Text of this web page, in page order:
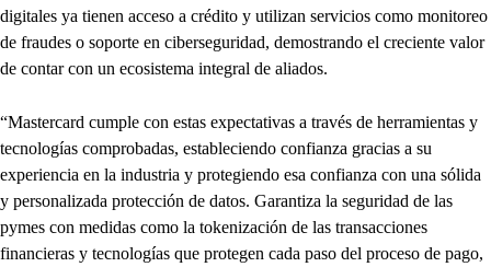
digitales ya tienen acceso a crédito y utilizan servicios como monitoreo
de fraudes o soporte en ciberseguridad, demostrando el creciente valor
de contar con un ecosistema integral de aliados.
“Mastercard cumple con estas expectativas a través de herramientas y
tecnologías comprobadas, estableciendo confianza gracias a su
experiencia en la industria y protegiendo esa confianza con una sólida
y personalizada protección de datos. Garantiza la seguridad de las
pymes con medidas como la tokenización de las transacciones
financieras y tecnologías que protegen cada paso del proceso de pago,